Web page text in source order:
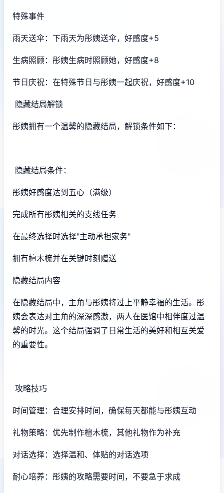
特殊事件
雨天送伞：下雨天为彤姨送伞，好感度+5
生病照顾：彤姨生病时照顾她，好感度+8
节日庆祝：在特殊节日与彤姨一起庆祝，好感度+10
隐藏结局解锁
彤姨拥有一个温馨的隐藏结局，解锁条件如下：
隐藏结局条件：
彤姨好感度达到五心（满级）
完成所有彤姨相关的支线任务
在最终选择时选择"主动承担家务"
拥有檀木梳并在关键时刻赠送
隐藏结局内容
在隐藏结局中，主角与彤姨将过上平静幸福的生活。彤
姨会表达对主角的深深感激，两人在医馆中相伴度过温
馨的时光。这个结局强调了日常生活的美好和相互关爱
的重要性。
攻略技巧
时间管理：合理安排时间，确保每天都能与彤姨互动
礼物策略：优先制作檀木梳，其他礼物作为补充
对话选择：选择温和、体贴的对话选项
耐心培养：彤姨的攻略需要时间，不要急于求成